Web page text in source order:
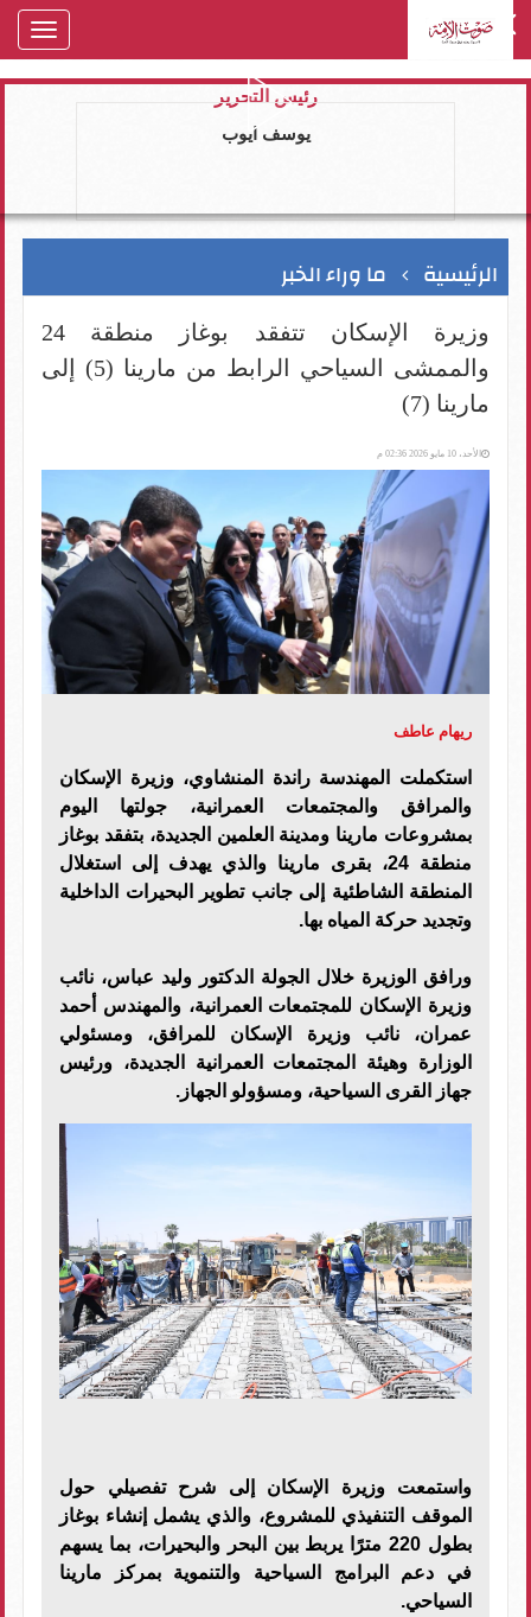
رئيس التحرير
يوسف ايوب
الرئيسية ما وراء الخبر
وزيرة الإسكان تتفقد بوغاز منطقة 24
والممشى السياحي الرابط من مارينا (5) إلى
مارينا (7)
الأحد، 10 مايو 2026 02:36 م
ريهام عاطف
استكملت المهندسة راندة المنشاوي، وزيرة الإسكان
والمرافق والمجتمعات العمرانية، جولتها اليوم
بمشروعات مارينا ومدينة العلمين الجديدة، بتفقد بوغاز
منطقة 24، بقرى مارينا والذي يهدف إلى استغلال
المنطقة الشاطئية إلى جانب تطوير البحيرات الداخلية
وتجديد حركة المياه بها.
ورافق الوزيرة خلال الجولة الدكتور وليد عباس، نائب
وزيرة الإسكان للمجتمعات العمرانية، والمهندس أحمد
عمران، نائب وزيرة الإسكان للمرافق، ومسئولي
الوزارة وهيئة المجتمعات العمرانية الجديدة، ورئيس
جهاز القرى السياحية، ومسؤولو الجهاز.
واستمعت وزيرة الإسكان إلى شرح تفصيلي حول
الموقف التنفيذي للمشروع، والذي يشمل إنشاء بوغاز
بطول 220 مترًا يربط بين البحر والبحيرات، بما يسهم
في دعم البرامج السياحية والتنموية بمركز مارينا
السياحي.